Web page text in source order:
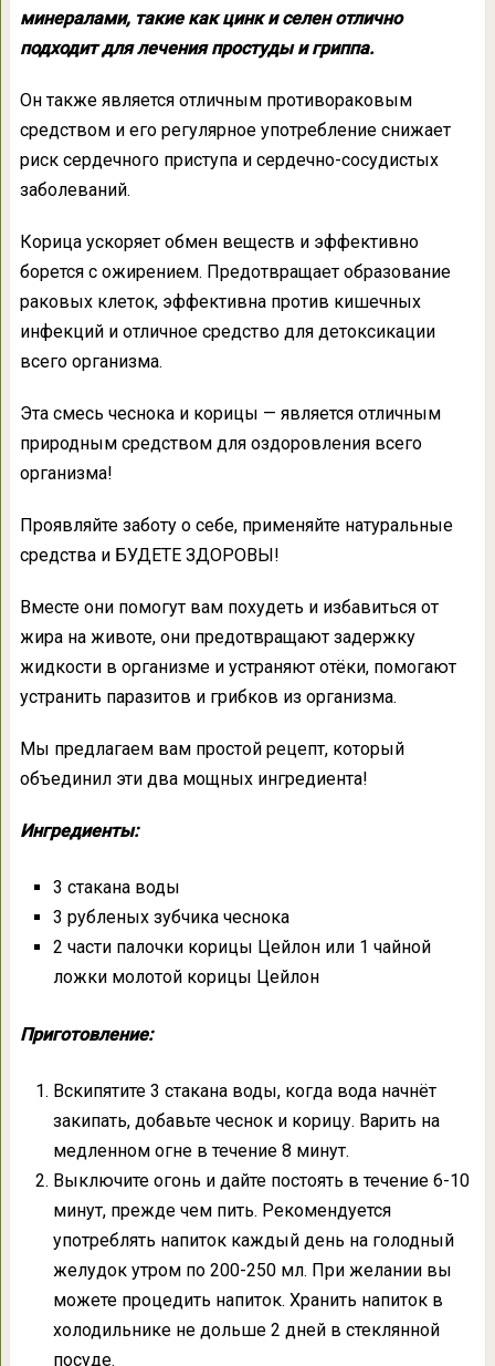
минералами, такие как цинк и селен отлично
подходит для лечения простуды и гриппа.
Он также является отличным противораковым
средством и его регулярное употребление снижает
риск сердечного приступа и сердечно-сосудистых
заболеваний.
Корица ускоряет обмен веществ и эффективно
борется с ожирением. Предотвращает образование
раковых клеток, эффективна против кишечных
инфекций и отличное средство для детоксикации
всего организма.
Эта смесь чеснока и корицы — является отличным
природным средством для оздоровления всего
организма!
Проявляйте заботу о себе, применяйте натуральные
средства и БУДЕТЕ ЗДОРОВЫ!
Вместе они помогут вам похудеть и избавиться от
жира на животе, они предотвращают задержку
жидкости в организме и устраняют отёки, помогают
устранить паразитов и грибков из организма.
Мы предлагаем вам простой рецепт, который
объединил эти два мощных ингредиента!
Ингредиенты:
3 стакана воды
3 рубленых зубчика чеснока
2 части палочки корицы Цейлон или 1 чайной
ложки молотой корицы Цейлон
Приготовление:
Вскипятите 3 стакана воды, когда вода начнёт
закипать, добавьте чеснок и корицу. Варить на
медленном огне в течение 8 минут.
Выключите огонь и дайте постоять в течение 6-10
минут, прежде чем пить. Рекомендуется
употреблять напиток каждый день на голодный
желудок утром по 200-250 мл. При желании вы
можете процедить напиток. Хранить напиток в
холодильнике не дольше 2 дней в стеклянной
посуде.